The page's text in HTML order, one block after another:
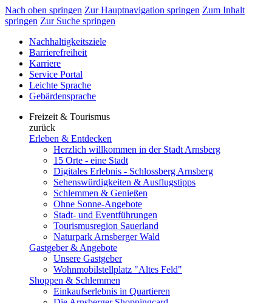
Nach oben springen Zur Hauptnavigation springen Zum Inhalt
springen Zur Suche springen
Nachhaltigkeitsziele
Barrierefreiheit
Karriere
Service Portal
Leichte Sprache
Gebärdensprache
Freizeit & Tourismus
zurück
Erleben & Entdecken
Herzlich willkommen in der Stadt Arnsberg
15 Orte - eine Stadt
Digitales Erlebnis - Schlossberg Arnsberg
Sehenswürdigkeiten & Ausflugstipps
Schlemmen & Genießen
Ohne Sonne-Angebote
Stadt- und Eventführungen
Tourismusregion Sauerland
Naturpark Arnsberger Wald
Gastgeber & Angebote
Unsere Gastgeber
Wohnmobilstellplatz "Altes Feld"
Shoppen & Schlemmen
Einkaufserlebnis in Quartieren